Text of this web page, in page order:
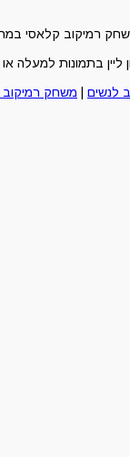
רמיקוב קלאסי
בתמונות למעלה
לנשים משחק